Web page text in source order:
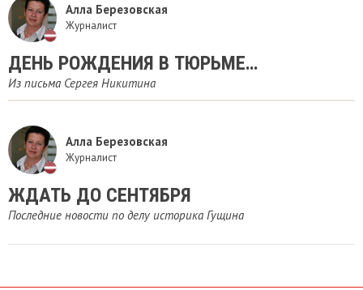
Алла Березовская
Журналист
ДЕНЬ РОЖДЕНИЯ В ТЮРЬМЕ…
Из письма Сергея Никитина
Алла Березовская
Журналист
ЖДАТЬ ДО СЕНТЯБРЯ
Последние новости по делу историка Гущина